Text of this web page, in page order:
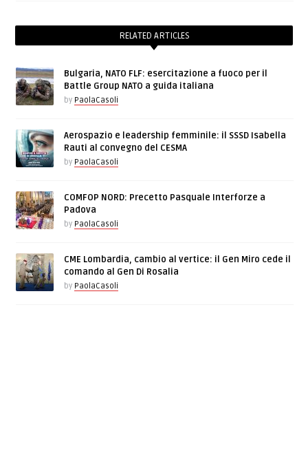
RELATED ARTICLES
Bulgaria, NATO FLF: esercitazione a fuoco per il
Battle Group NATO a guida italiana
by PaolaCasoli
Aerospazio e leadership femminile: il SSSD Isabella
Rauti al convegno del CESMA
by PaolaCasoli
COMFOP NORD: Precetto Pasquale Interforze a
Padova
by PaolaCasoli
CME Lombardia, cambio al vertice: il Gen Miro cede il
comando al Gen Di Rosalia
by PaolaCasoli